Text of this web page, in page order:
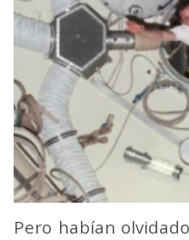
Pero habían